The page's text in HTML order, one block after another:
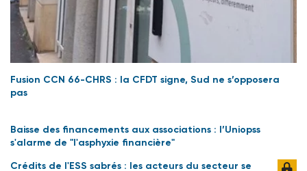
Fusion CCN 66-CHRS : la CFDT signe, Sud ne s’opposera
pas
Baisse des financements aux associations : l’Uniopss
s'alarme de "l'asphyxie financière"
Crédits de l'ESS sabrés : les acteurs du secteur se